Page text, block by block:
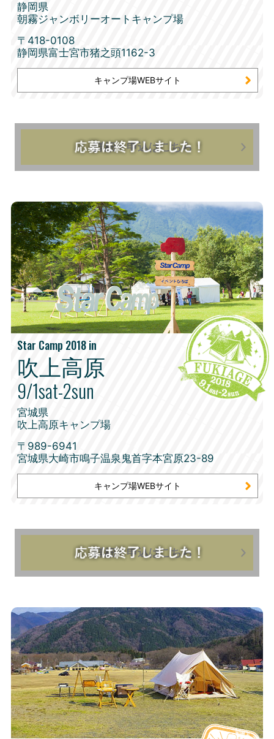
静岡県
朝霧ジャンボリーオートキャンプ場
〒418-0108
静岡県富士宮市猪之頭1162-3
キャンプ場WEBサイト
詳細・申込はこちら
Star Camp 2018 in
吹上高原
9/1sat-2sun
宮城県
吹上高原キャンプ場
〒989-6941
宮城県大崎市鳴子温泉鬼首字本宮原23-89
キャンプ場WEBサイト
詳細・申込はこちら